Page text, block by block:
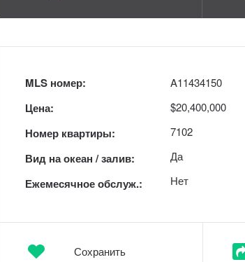
MLS номер:
Цена:
Номер квартиры:
Вид на океан / залив:
Ежемесячное обслуж.:
A11434150
$20,400,000
7102
Да
Нет
Сохранить